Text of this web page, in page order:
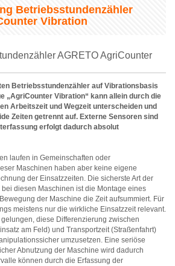
Betriebsstundenzähler
Vibration
AGRETO AgriCounter
Betriebsstundenzähler auf Vibrationsbasis
„AgriCounter Vibration“ kann allein durch die
Arbeitszeit und Wegzeit unterscheiden und
Zeiten getrennt auf. Externe Sensoren sind
erfolgt dadurch absolut
laufen in Gemeinschaften oder
Maschinen haben aber keine eigene
der Einsatzzeiten. Die sicherste Art der
diesen Maschinen ist die Montage eines
der Maschine die Zeit aufsummiert. Für
meistens nur die wirkliche Einsatzzeit relevant.
diese Differenzierung zwischen
am Feld) und Transportzeit (Straßenfahrt)
umzusetzen. Eine seriöse
Abnutzung der Maschine wird dadurch
können durch die Erfassung der